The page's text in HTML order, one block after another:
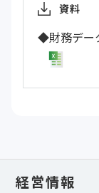
資料
◆財務デー
経営情報